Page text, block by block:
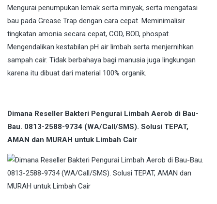
Mengurai penumpukan lemak serta minyak, serta mengatasi
bau pada Grease Trap dengan cara cepat. Meminimalisir
tingkatan amonia secara cepat, COD, BOD, phospat.
Mengendalikan kestabilan pH air limbah serta menjernihkan
sampah cair. Tidak berbahaya bagi manusia juga lingkungan
karena itu dibuat dari material 100% organik.
Dimana Reseller Bakteri Pengurai Limbah Aerob di Bau-
Bau. 0813-2588-9734 (WA/Call/SMS). Solusi TEPAT,
AMAN dan MURAH untuk Limbah Cair